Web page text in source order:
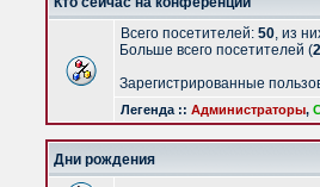
Всего посетителей: 50, из
Больше всего посетителей (
Зарегистрированные
Легенда :: Администраторы,
Дни рождения